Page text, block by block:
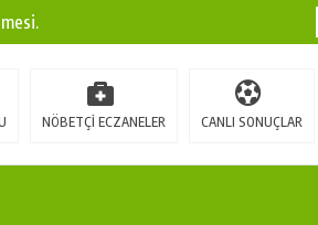
NÖBETÇİ ECZANELER CANLI SONUÇLAR